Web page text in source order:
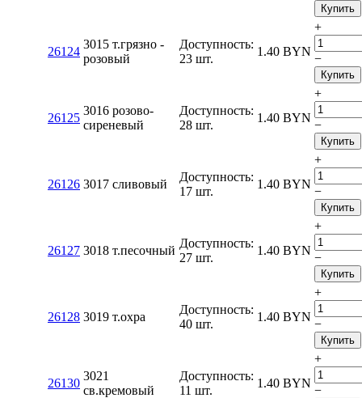
Купить
26124
3015 т.грязно -
розовый
Доступность:
23 шт.
1.40 BYN
+
−
Купить
26125
3016 розово-
сиреневый
Доступность:
28 шт.
1.40 BYN
+
−
Купить
26126 3017 сливовый
Доступность:
17 шт.
1.40 BYN
+
−
Купить
26127 3018 т.песочный
Доступность:
27 шт.
1.40 BYN
+
−
Купить
26128 3019 т.охра
Доступность:
40 шт.
1.40 BYN
+
−
Купить
26130
3021
св.кремовый
Доступность:
11 шт.
1.40 BYN
+
−